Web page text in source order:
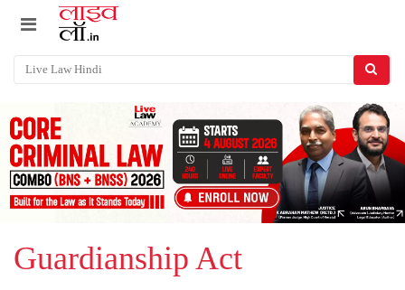
Guardianship Act